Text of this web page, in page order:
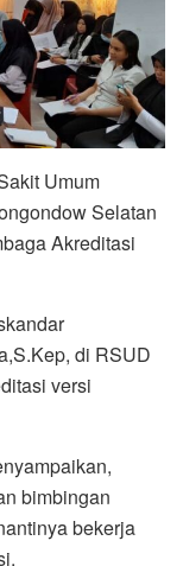
Umum
Selatan
Akreditasi
di RSUD
versi
bimbingan
bekerja